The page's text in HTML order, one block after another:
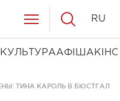
КУЛЬТУРААФІША КІНО
RU
ТИНА КАРОЛЬ В